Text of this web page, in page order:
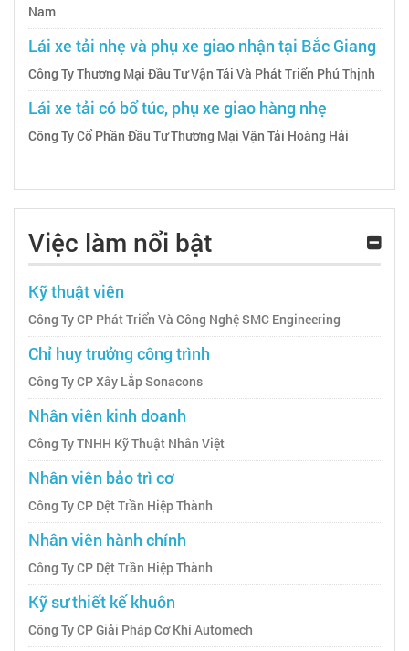
Nam
Lái xe tải nhẹ và phụ xe giao nhận tại Bắc Giang
Công Ty Thương Mại Đầu Tư Vận Tải Và Phát Triển Phú Thịnh
Lái xe tải có bổ túc, phụ xe giao hàng nhẹ
Công Ty Cổ Phần Đầu Tư Thương Mại Vận Tải Hoàng Hải
Việc làm nổi bật
Kỹ thuật viên
Công Ty CP Phát Triển Và Công Nghệ SMC Engineering
Chỉ huy trưởng công trình
Công Ty CP Xây Lắp Sonacons
Nhân viên kinh doanh
Công Ty TNHH Kỹ Thuật Nhân Việt
Nhân viên bảo trì cơ
Công Ty CP Dệt Trần Hiệp Thành
Nhân viên hành chính
Công Ty CP Dệt Trần Hiệp Thành
Kỹ sư thiết kế khuôn
Công Ty CP Giải Pháp Cơ Khí Automech